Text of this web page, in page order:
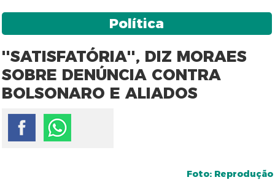
Política
''SATISFATÓRIA'', DIZ MORAES
SOBRE DENÚNCIA CONTRA
BOLSONARO E ALIADOS
Foto: Reprodução